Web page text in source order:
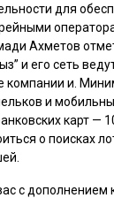
для
Ахметов
и его сеть
компании и.
и
карт —
о поисках
с дополнением